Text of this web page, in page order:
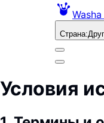
Страна:
Условия